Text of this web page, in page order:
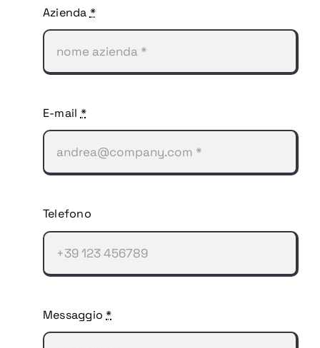
Azienda *
E-mail *
Telefono
Messaggio*